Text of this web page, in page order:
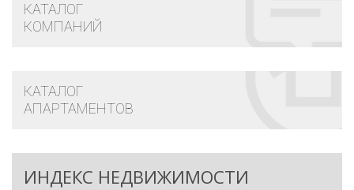
КАТАЛОГ
КОМПАНИЙ
КАТАЛОГ
АПАРТАМЕНТОВ
ИНДЕКС НЕДВИЖИМОСТИ